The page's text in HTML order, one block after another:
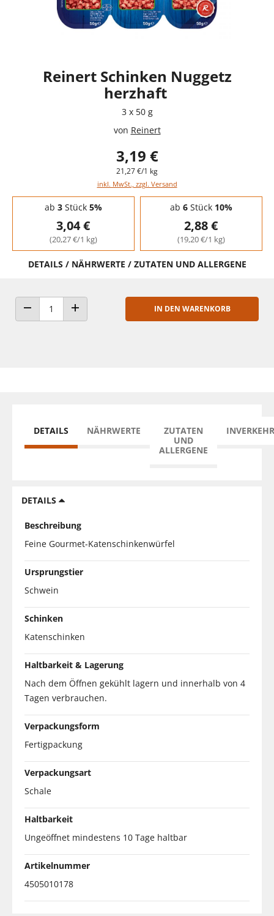
Reinert Schinken Nuggetz
herzhaft
3 x 50 g
von Reinert
3,19 €
21,27 €/1 kg
inkl. MwSt., zzgl. Versand
Staffelpreise - Mengenrabatt
ab 3Stück 5%
3,04 €
(20,27 €/1 kg)
ab 6Stück 10%
2,88 €
(19,20 €/1 kg)
DETAILS / NÄHRWERTE / ZUTATEN UND ALLERGENE
ANZAHL VERRINGERNANZAHL ERHÖHEN
IN DEN WARENKORB
DETAILS NÄHRWERTE
ZUTATEN
UND
ALLERGENE
DETAILS
Beschreibung
Feine Gourmet-Katenschinkenwürfel
Ursprungstier
Schwein
Schinken
Katenschinken
Haltbarkeit & Lagerung
Nach dem Öffnen gekühlt lagern und innerhalb von 4
Tagen verbrauchen.
Verpackungsform
Fertigpackung
Verpackungsart
Schale
Haltbarkeit
Ungeöffnet mindestens 10 Tage haltbar
Artikelnummer
4505010178